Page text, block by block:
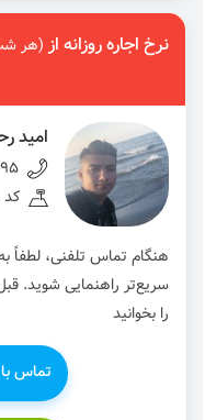
نرخ اجاره روزانه از(هر
امید
سریع‌تر راهنمایی شوید.
را بخوانید
تماس